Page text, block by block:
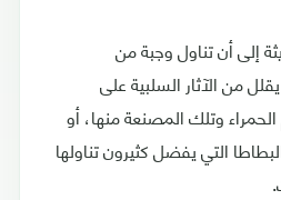
إلى أن تناول وجبة من
من الآثار السلبية على
وتلك المصنعة منها، أو
التي يفضل كثيرون تناولها